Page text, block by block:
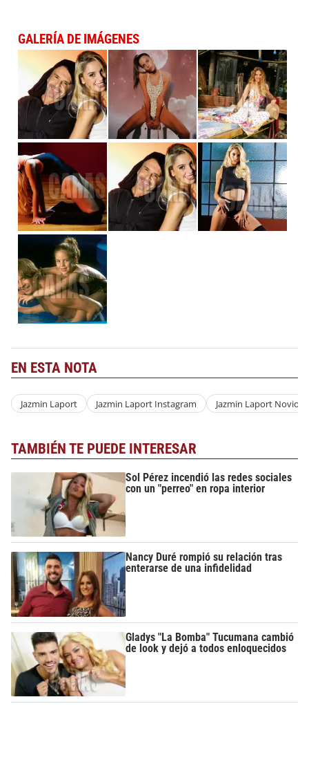
GALERÍA DE IMÁGENES
EN ESTA NOTA
Jazmin Laport Jazmin Laport Instagram Jazmin Laport Novio
TAMBIÉN TE PUEDE INTERESAR
Sol Pérez incendió las redes sociales
con un "perreo" en ropa interior
Nancy Duré rompió su relación tras
enterarse de una infidelidad
Gladys "La Bomba" Tucumana cambió
de look y dejó a todos enloquecidos